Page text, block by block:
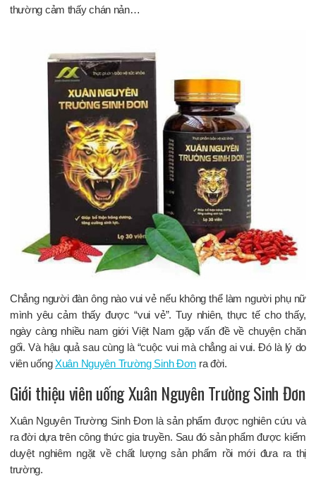
thường cảm thấy chán nản…
Chẳng người đàn ông nào vui vẻ nếu không thể làm người phụ nữ
mình yêu cảm thấy được “vui vẻ”. Tuy nhiên, thực tế cho thấy,
ngày càng nhiều nam giới Việt Nam gặp vấn đề về chuyện chăn
gối. Và hậu quả sau cùng là “cuộc vui mà chẳng ai vui. Đó là lý do
viên uốngXuân Nguyên Trường Sinh Đơn ra đời.
Giới thiệu viên uống Xuân Nguyên Trường Sinh Đơn
Xuân Nguyên Trường Sinh Đơn là sản phẩm được nghiên cứu và
ra đời dựa trên công thức gia truyền. Sau đó sản phẩm được kiểm
duyệt nghiêm ngặt về chất lượng sản phẩm rồi mới đưa ra thị
trường.